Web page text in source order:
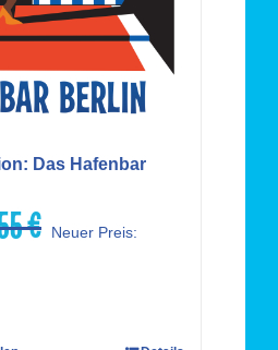
Das Hafenbar
€
Ursprünglicher
Neuer Preis: